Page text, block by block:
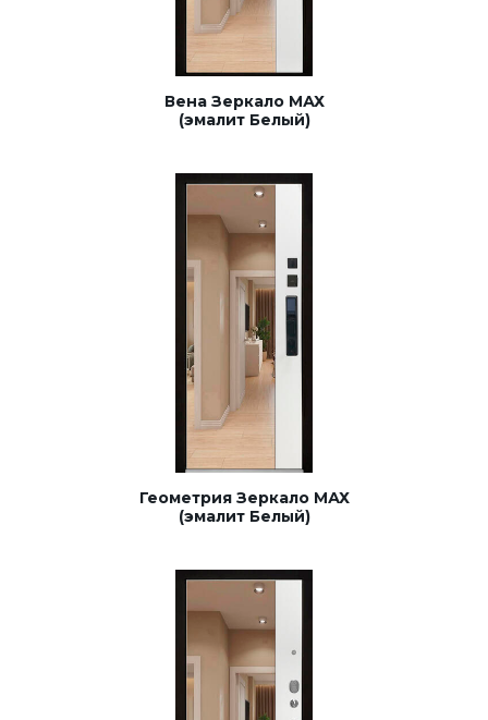
Вена Зеркало МАХ
(эмалит Белый)
Геометрия Зеркало МАХ
(эмалит Белый)